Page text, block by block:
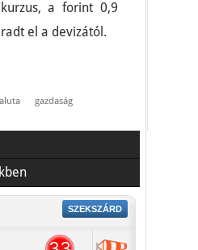
a forint 0,9
el a devizától.
gazdaság